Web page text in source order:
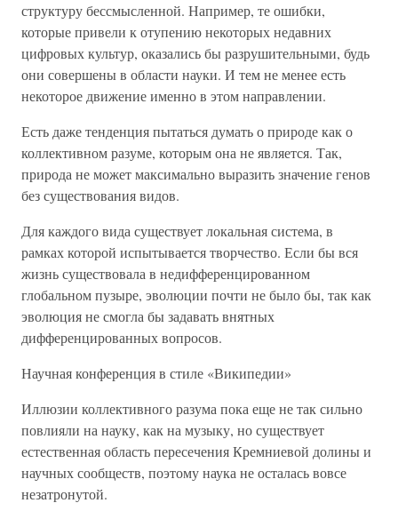
структуру бессмысленной. Например, те ошибки,
которые привели к отупению некоторых недавних
цифровых культур, оказались бы разрушительными, будь
они совершены в области науки. И тем не менее есть
некоторое движение именно в этом направлении.
Есть даже тенденция пытаться думать о природе как о
коллективном разуме, которым она не является. Так,
природа не может максимально выразить значение генов
без существования видов.
Для каждого вида существует локальная система, в
рамках которой испытывается творчество. Если бы вся
жизнь существовала в недифференцированном
глобальном пузыре, эволюции почти не было бы, так как
эволюция не смогла бы задавать внятных
дифференцированных вопросов.
Научная конференция в стиле «Википедии»
Иллюзии коллективного разума пока еще не так сильно
повлияли на науку, как на музыку, но существует
естественная область пересечения Кремниевой долины и
научных сообществ, поэтому наука не осталась вовсе
незатронутой.